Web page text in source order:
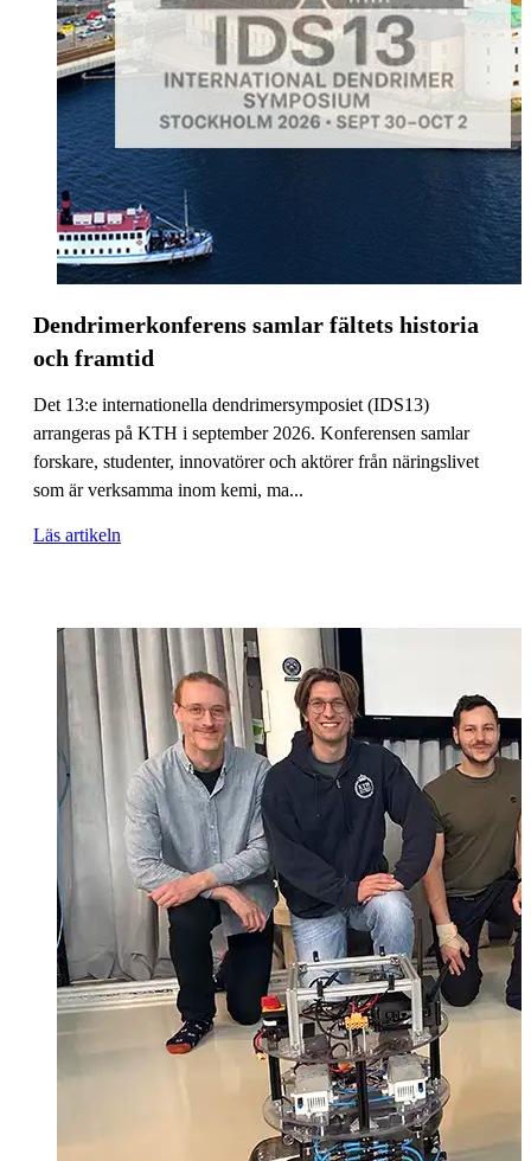
Dendrimerkonferens samlar fältets historia
och framtid
Det 13:e internationella dendrimersymposiet (IDS13)
arrangeras på KTH i september 2026. Konferensen samlar
forskare, studenter, innovatörer och aktörer från näringslivet
som är verksamma inom kemi, ma...
Läs artikeln